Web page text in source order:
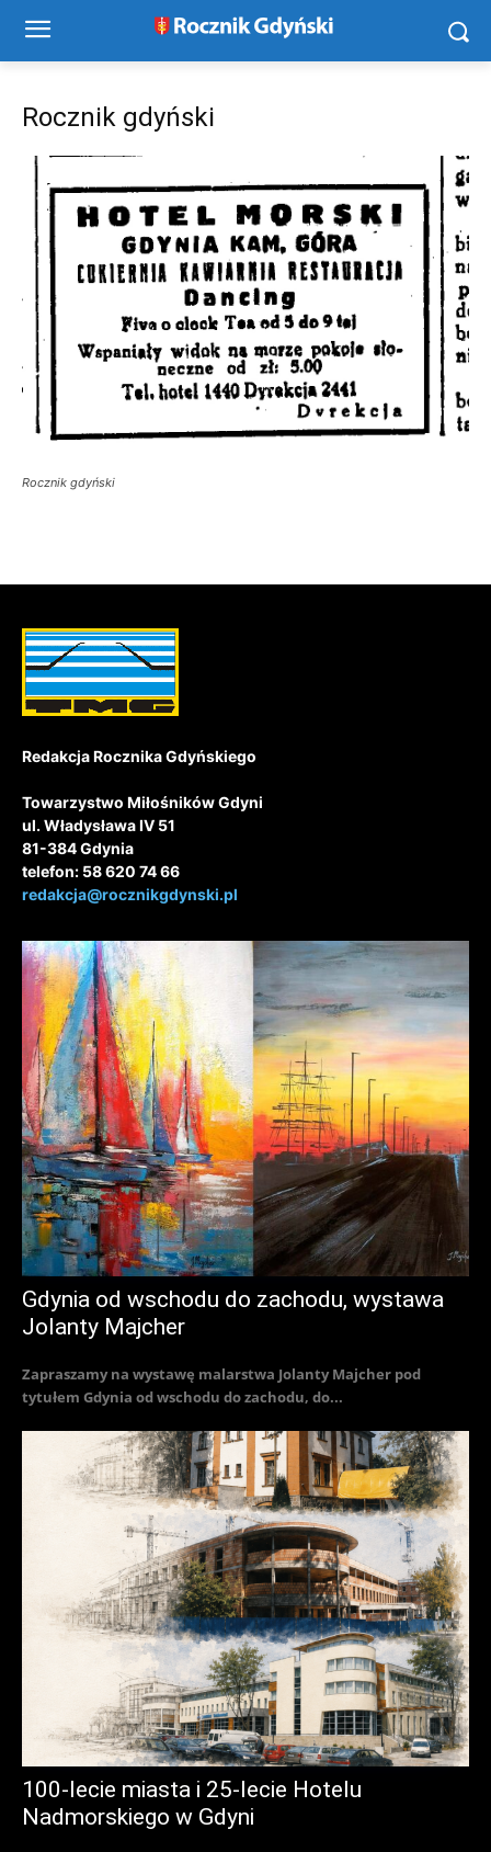
Rocznik gdyński
Rocznik gdyński
Redakcja Rocznika Gdyńskiego
Towarzystwo Miłośników Gdyni
ul. Władysława IV 51
81-384 Gdynia
telefon: 58 620 74 66
redakcja@rocznikgdynski.pl
Gdynia od wschodu do zachodu, wystawa
Jolanty Majcher
Zapraszamy na wystawę malarstwa Jolanty Majcher pod
tytułem Gdynia od wschodu do zachodu, do...
100-lecie miasta i 25-lecie Hotelu
Nadmorskiego w Gdyni